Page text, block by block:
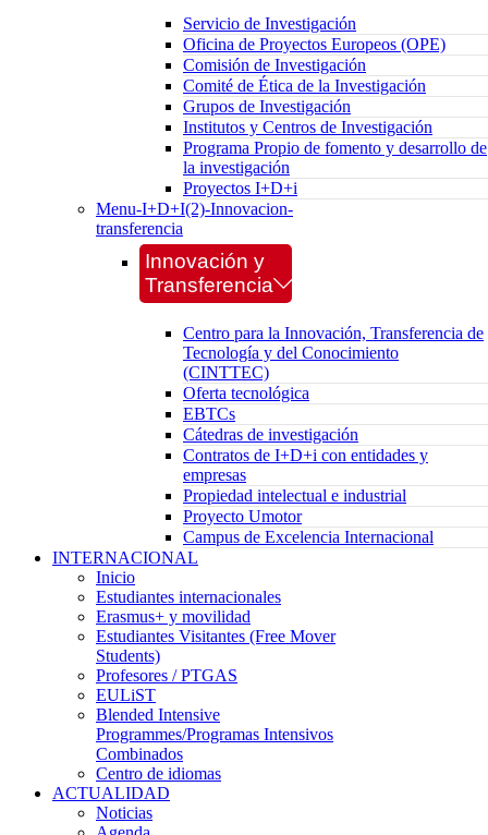
Servicio de Investigación
Oficina de Proyectos Europeos (OPE)
Comisión de Investigación
Comité de Ética de la Investigación
Grupos de Investigación
Institutos y Centros de Investigación
Programa Propio de fomento y desarrollo de
la investigación
Proyectos I+D+i
Menu-I+D+I(2)-Innovacion-
transferencia
Innovación y
Transferencia
Centro para la Innovación, Transferencia de
Tecnología y del Conocimiento
(CINTTEC)
Oferta tecnológica
EBTCs
Cátedras de investigación
Contratos de I+D+i con entidades y
empresas
Propiedad intelectual e industrial
Proyecto Umotor
Campus de Excelencia Internacional
INTERNACIONAL
Inicio
Estudiantes internacionales
Erasmus+ y movilidad
Estudiantes Visitantes (Free Mover
Students)
Profesores / PTGAS
EULiST
Blended Intensive
Programmes/Programas Intensivos
Combinados
Centro de idiomas
ACTUALIDAD
Noticias